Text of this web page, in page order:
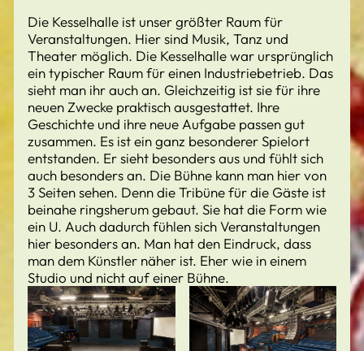
Die Kesselhalle ist unser größter Raum für
Veranstaltungen. Hier sind Musik, Tanz und
Theater möglich. Die Kesselhalle war ursprünglich
ein typischer Raum für einen Industriebetrieb. Das
sieht man ihr auch an. Gleichzeitig ist sie für ihre
neuen Zwecke praktisch ausgestattet. Ihre
Geschichte und ihre neue Aufgabe passen gut
zusammen. Es ist ein ganz besonderer Spielort
entstanden. Er sieht besonders aus und fühlt sich
auch besonders an. Die Bühne kann man hier von
3 Seiten sehen. Denn die Tribüne für die Gäste ist
beinahe ringsherum gebaut. Sie hat die Form wie
ein U. Auch dadurch fühlen sich Veranstaltungen
hier besonders an. Man hat den Eindruck, dass
man dem Künstler näher ist. Eher wie in einem
Studio und nicht auf einer Bühne.